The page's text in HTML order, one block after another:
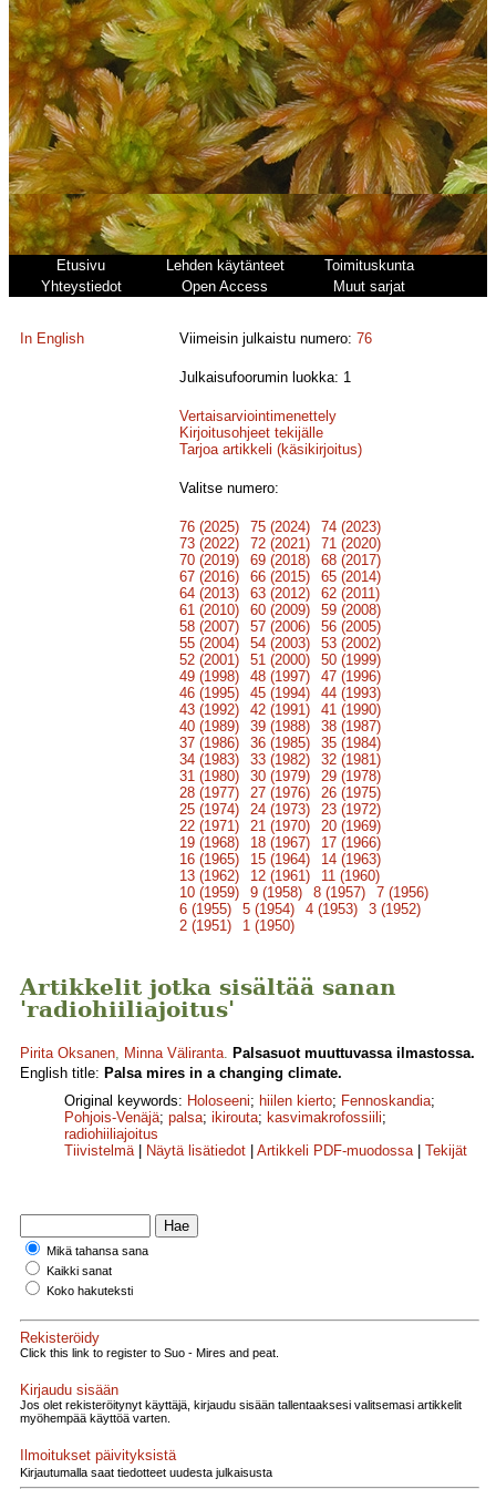
Etusivu Lehden käytänteet
Toimituskunta
Yhteystiedot
Open Access Muut sarjat
In English Viimeisin julkaistu numero:76
Julkaisufoorumin luokka: 1
Vertaisarviointimenettely
Kirjoitusohjeet tekijälle
Tarjoa artikkeli (käsikirjoitus)
Valitse numero:
76 (2025) 75 (2024)
74 (2023)
73 (2022)
72 (2021)
71 (2020)
70 (2019)
69 (2018)
68 (2017)
67 (2016)
66 (2015)
65 (2014)
64 (2013)
63 (2012)
62 (2011)
61 (2010)
60 (2009)
59 (2008)
58 (2007)
57 (2006)
56 (2005)
55 (2004)
54 (2003)
53 (2002)
52 (2001)
51 (2000)
50 (1999)
49 (1998)
48 (1997)
47 (1996)
46 (1995)
45 (1994)
44 (1993)
43 (1992)
42 (1991)
41 (1990)
40 (1989)
39 (1988)
38 (1987)
37 (1986)
36 (1985)
35 (1984)
34 (1983)
33 (1982)
32 (1981)
31 (1980)
30 (1979)
29 (1978)
28 (1977)
27 (1976)
26 (1975)
25 (1974)
24 (1973)
23 (1972)
22 (1971)
21 (1970)
20 (1969)
19 (1968)
18 (1967)
17 (1966)
16 (1965)
15 (1964)
14 (1963)
13 (1962)
12 (1961)
11 (1960)
10 (1959)
9 (1958) 8 (1957)
7 (1956)
6 (1955)
5 (1954) 4 (1953)
3 (1952)
2 (1951)
1 (1950)
Artikkelit jotka sisältää sanan
'radiohiiliajoitus'
Pirita Oksanen, Minna Väliranta. Palsasuot muuttuvassa ilmastossa.
English title: Palsa mires in a changing climate.
Original keywords: Holoseeni; hiilen kierto; Fennoskandia;
Pohjois-Venäjä; palsa; ikirouta; kasvimakrofossiili;
radiohiiliajoitus
Tiivistelmä| Näytä lisätiedot Artikkeli PDF-muodossa| Tekijät
Mikä tahansa sana
Kaikki sanat
Koko hakuteksti
Rekisteröidy
Click this link to register to Suo - Mires and peat.
Kirjaudu sisään
Jos olet rekisteröitynyt käyttäjä, kirjaudu sisään tallentaaksesi valitsemasi artikkelit
myöhempää käyttöä varten.
Ilmoitukset päivityksistä
Kirjautumalla saat tiedotteet uudesta julkaisusta